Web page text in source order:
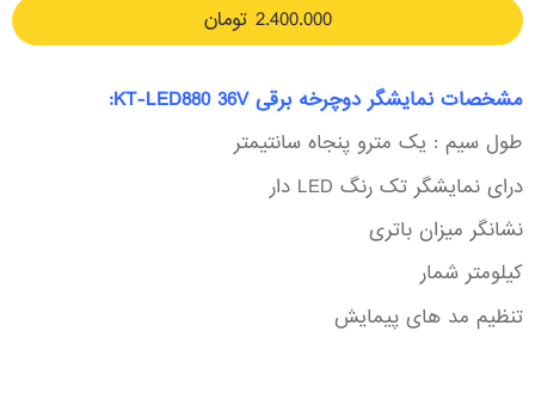
2.400.000 تومان
مشخصات نمایشگر دوچرخه برقی KT-LED880 36V:
طول سیم : یک مترو پنجاه سانتیمتر
درای نمایشگر تک رنگ LED دار
نشانگر میزان باتری
کیلومتر شمار
تنظیم مد های پیمایش